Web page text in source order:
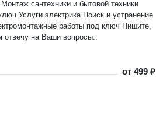
отвечу на Ваши вопросы..
от499 ₽